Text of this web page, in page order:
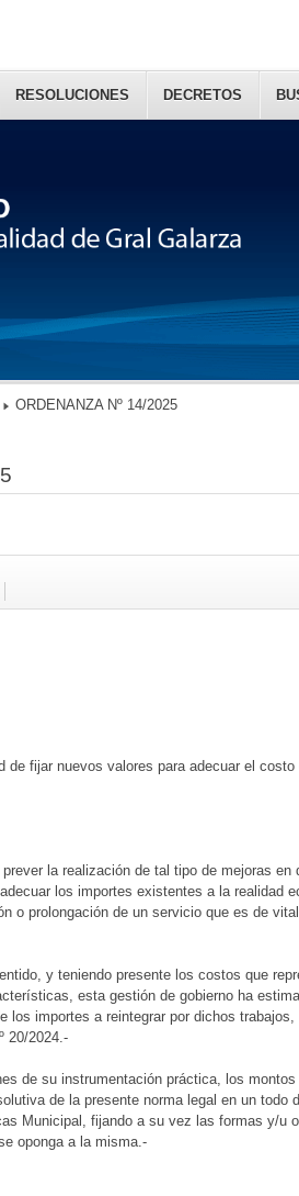
RESOLUCIONES DECRETOS
ORDENANZA Nº 14/2025
valores para adecuar el costo de la
de tal tipo de mejoras en
los importes existentes a la realidad
o prolongación de un servicio que es de
presente los costos que
esta gestión de gobierno ha
los importes a reintegrar por dichos
20/2024.-
práctica, los montos
de la presente norma legal en un todo
Municipal, fijando a su vez las formas y/u
oponga a la misma.-